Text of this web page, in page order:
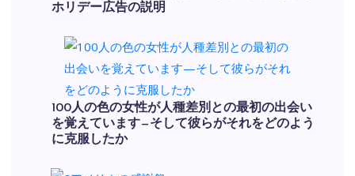
ホリデー広告の説明
100人の色の女性が人種差別との最初の出会い
を覚えています—そして彼らがそれをどのよう
に克服したか